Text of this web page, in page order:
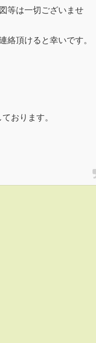
等は一切ございませ
絡頂けると幸いです。
おります。